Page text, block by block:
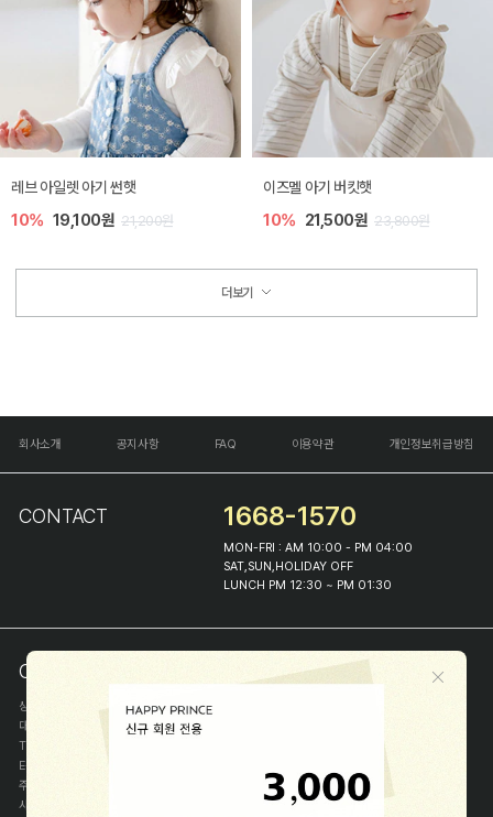
레브 아일렛 아기 썬햇
10% 19,100원 21,200원
이즈멜 아기 버킷햇
10% 21,500원 23,800원
더보기
회사소개 공지사항 FAQ 이용약관 개인정보취급방침
CONTACT 1668-1570
MON-FRI : AM 10:00 - PM 04:00
SAT,SUN,HOLIDAY OFF
LUNCH PM 12:30 ~ PM 01:30
COMPANY INFO
상호
(주)해피프린스
대표
이화진
TEL
E-MAIL
주소
사업자등록번호